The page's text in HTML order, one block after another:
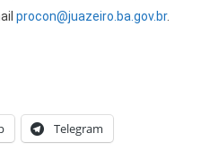
procon@juazeiro.ba.gov.br.
Telegram